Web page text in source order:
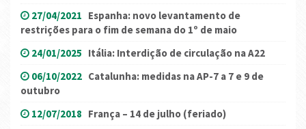
27/04/2021 Espanha: novo levantamento de
restrições para o fim de semana do 1º de maio
24/01/2025 Itália: Interdição de circulação na A22
06/10/2022 Catalunha: medidas na AP-7 a 7 e 9 de
outubro
12/07/2018 França – 14 de julho (feriado)